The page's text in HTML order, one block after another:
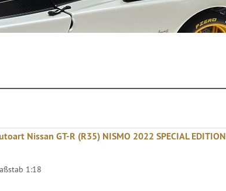
Nissan GT-R (R35) NISMO 2022 SPECIAL EDITION
1:18